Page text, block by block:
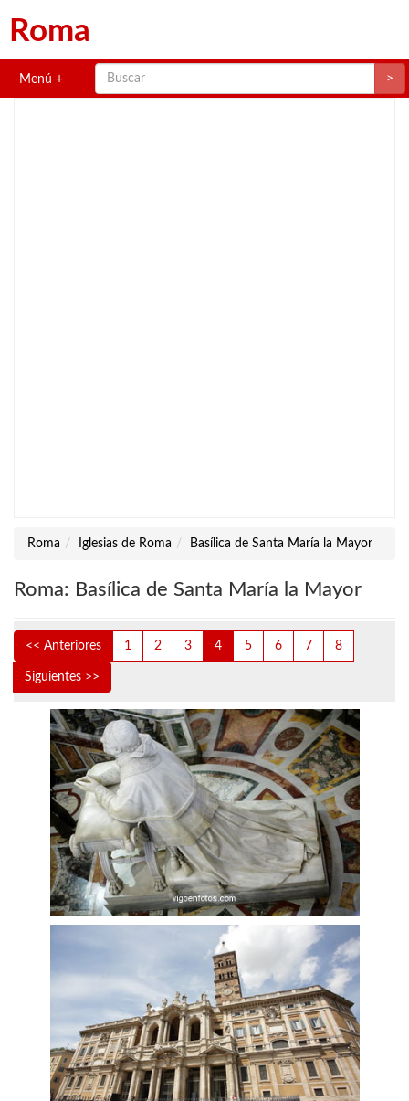
Roma
Menú >
Roma Iglesias de Roma Basílica de Santa María la Mayor
Roma: Basílica de Santa María la Mayor
<< Anteriores 1 2 3 4 5 6 7 8
Siguientes >>